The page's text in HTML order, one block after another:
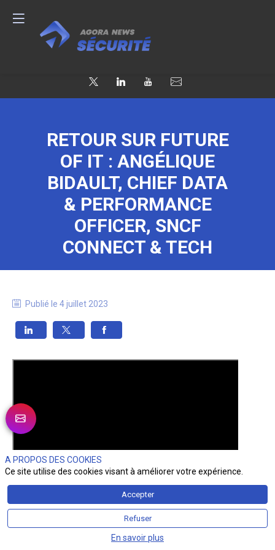
RETOUR SUR FUTURE
OF IT : ANGÉLIQUE
BIDAULT, CHIEF DATA
& PERFORMANCE
OFFICER, SNCF
CONNECT & TECH
Publié le 4 juillet 2023
A PROPOS DES COOKIES
Ce site utilise des cookies visant à améliorer votre expérience.
Accepter
Refuser
En savoir plus